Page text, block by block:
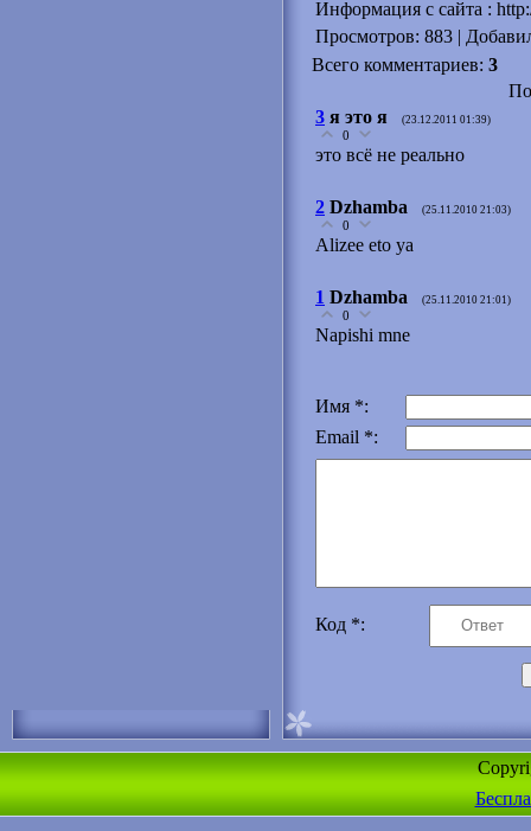
Информация с сайта :
Просмотров: 883 |
Всего комментариев: 3
3 я это я (23.12.2011 01:39)
0
это всё не реально
2 Dzhamba (25.11.2010 21:03)
0
Alizee eto ya
1 Dzhamba (25.11.2010 21:01)
0
Napishi mne
Имя *:
Email *:
Код *: